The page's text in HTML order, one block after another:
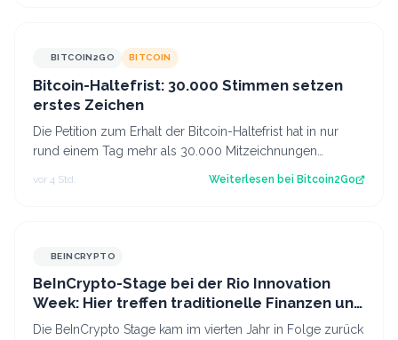
BITCOIN2GO BITCOIN
Bitcoin-Haltefrist: 30.000 Stimmen setzen
erstes Zeichen
Die Petition zum Erhalt der Bitcoin-Haltefrist hat in nur
rund einem Tag mehr als 30.000 Mitzeichnungen
vor 4 Std. Weiterlesen bei Bitcoin2Go
BEINCRYPTO
BeInCrypto-Stage bei der Rio Innovation
Week: Hier treffen traditionelle Finanzen und
Krypto aufeinander
Die BeInCrypto Stage kam im vierten Jahr in Folge zurück